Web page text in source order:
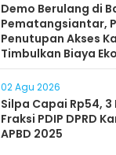
Demo Berulang di
Pematangsiantar,
Penutupan Akses
Timbulkan Biaya
Masyarakat
02 Agu 2026
Silpa Capai Rp54, 3
Fraksi PDIP DPRD
APBD 2025